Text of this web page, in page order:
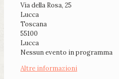
Via della Rosa, 25
Lucca
Toscana
55100
Lucca
Nessun evento in programma
Altre informazioni